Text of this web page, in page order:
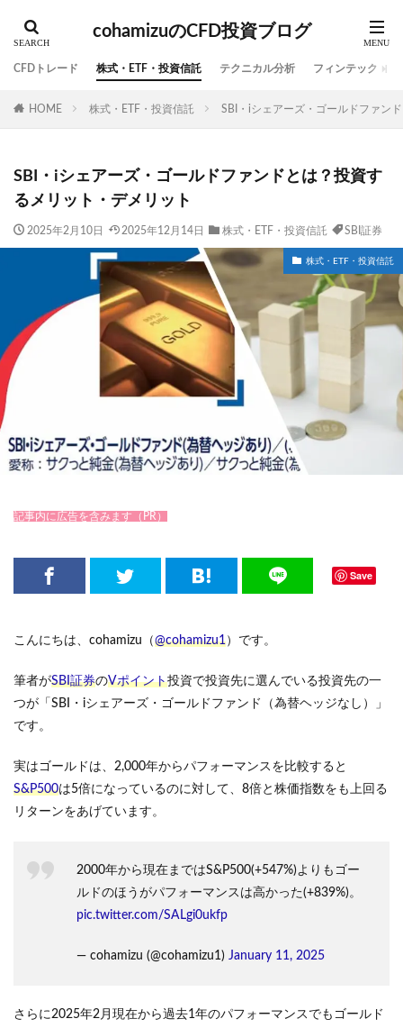
cohamizuのCFD投資ブログ
CFDトレード 株式・ETF・投資信託 テクニカル分析 フィンテック
HOME 株式・ETF・投資信託 SBI・iシェアーズ・ゴールドファン
SBI・iシェアーズ・ゴールドファンドとは？投資す
るメリット・デメリット
2025年2月10日 2025年12月14日 株式・ETF・投資信託 SBI証券
株式・ETF・投資信託
記事内に広告を含みます（PR）
Save
こんにちは、cohamizu（@cohamizu1）です。
筆者がSBI証券のVポイント投資で投資先に選んでいる投資先の一
つが「SBI・iシェアーズ・ゴールドファンド（為替ヘッジなし）」
です。
実はゴールドは、2,000年からパフォーマンスを比較すると
S&P500は5倍になっているのに対して、8倍と株価指数をも上回る
リターンをあげています。
2000年から現在まではS&P500(+547%)よりもゴー
ルドのほうがパフォーマンスは高かった(+839%)。
pic.twitter.com/SALgi0ukfp
— cohamizu (@cohamizu1) January 11, 2025
さらに2025年2月現在から過去1年のパフォーマンスでもゴールド